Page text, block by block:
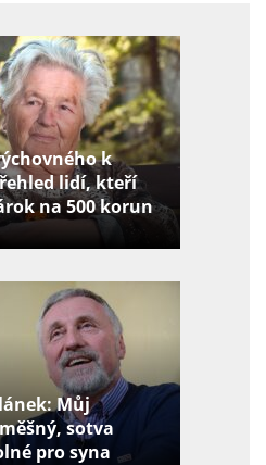
k
lidí, kteří
na 500 korun
Můj
sotva
pro syna